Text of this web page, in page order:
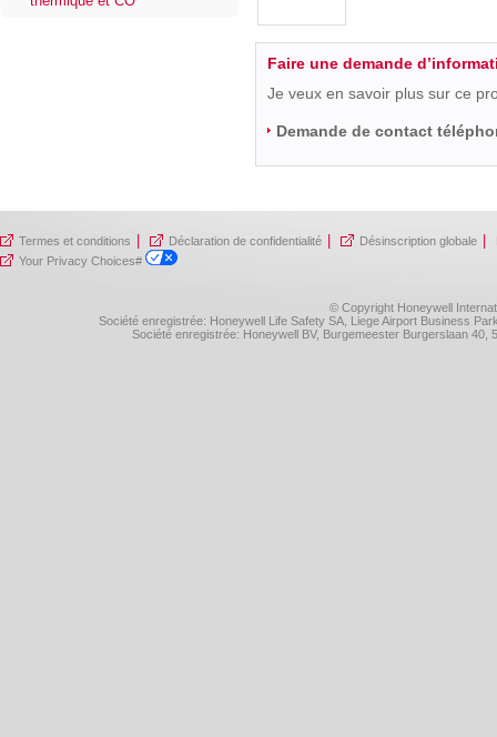
Faire une demande
Je veux en savoir plus sur ce
Demande de contact
Termes et conditions Déclaration de confidentialité Désinscription globale
Your Privacy Choices#
© Copyright Honeywell
Société enregistrée: Honeywell Life Safety SA, Liege Airport Business
Société enregistrée: Honeywell BV, Burgemeester Burgerslaan